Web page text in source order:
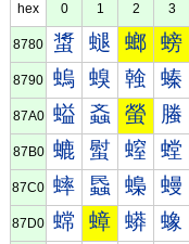
hex 0 1 2 3
8780 螀 螁 螂 螃
8790 螐 螑 螒 螓
87A0 螠 螡 螢 螣
87B0 螰 螱 螲 螳
87C0 蟀 蟁 蟂 蟃
87D0 蟐 蟑 蟒 蟓